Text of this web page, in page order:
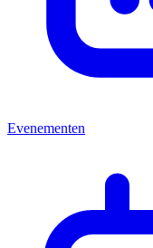
Evenementen